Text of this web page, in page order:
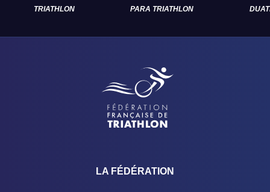
TRIATHLON PARA TRIATHLON
LA FÉDÉRATION